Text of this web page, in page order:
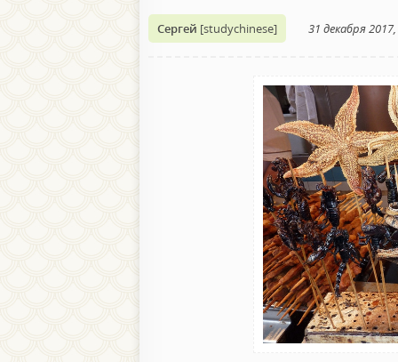
Сергей [studychinese] 31 декабря